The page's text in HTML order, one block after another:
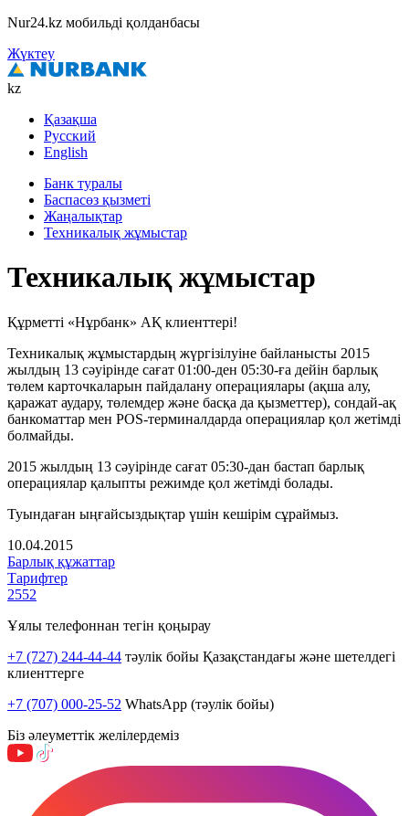
Nur24.kz мобильді қолданбасы
Жүктеу
kz
Қазақша
Русский
English
Банк туралы
Баспасөз қызметі
Жаңалықтар
Техникалық жұмыстар
Техникалық жұмыстар
Құрметті «Нұрбанк» АҚ клиенттері!
Техникалық жұмыстардың жүргізілуіне байланысты 2015
жылдың 13 сәуірінде сағат 01:00-ден 05:30-ға дейін барлық
төлем карточкаларын пайдалану операциялары (ақша алу,
қаражат аудару, төлемдер және басқа да қызметтер), сондай-ақ
банкоматтар мен POS-терминалдарда операциялар қол жетімді
болмайды.
2015 жылдың 13 сәуірінде сағат 05:30-дан бастап барлық
операциялар қалыпты режимде қол жетімді болады.
Туындаған ыңғайсыздықтар үшін кешірім сұраймыз.
10.04.2015
Барлық құжаттар
Тарифтер
2552
Ұялы телефоннан тегін қоңырау
+7 (727) 244-44-44 тәулік бойы Қазақстандағы және шетелдегі
клиенттерге
+7 (707) 000-25-52 WhatsApp (тәулік бойы)
Біз әлеуметтік желілердеміз